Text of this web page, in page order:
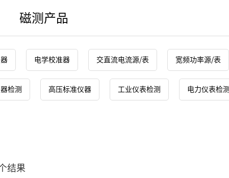
磁测产品
电学校准器 交直流电流源/表 宽频功率源/表
检测 高压标准仪器 工业仪表检测 电力仪表检测
结果